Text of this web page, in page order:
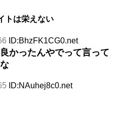
トは栄えない
ID:BhzFK1CG0.net
かったんやでって言って
ID:NAuhej8c0.net